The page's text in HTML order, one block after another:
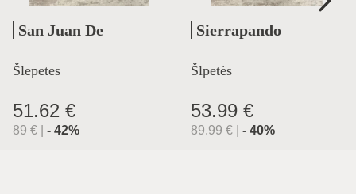
San Juan De
Šlepetes
51.62 €
89€ - 42%
Sierrapando
Šlpetės
53.99 €
89.99€ - 40%